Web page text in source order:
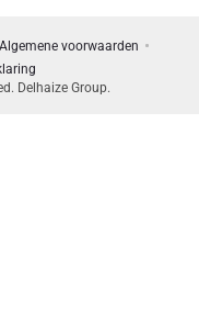
Algemene voorwaarden
Delhaize Group.